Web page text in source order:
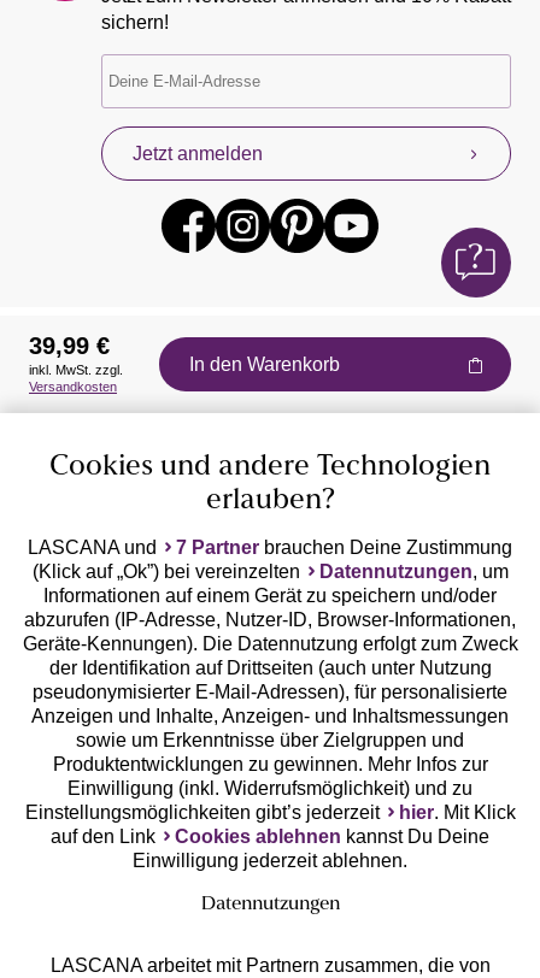
sichern!
Jetzt anmelden
Auszeichnungen
Geprüfte Sicherheit
Unsere Apps
39,99 €
inkl. MwSt. zzgl.
Versandkosten
In den Warenkorb
Cookies und andere Technologien
erlauben?
LASCANA und 7 Partner brauchen Deine Zustimmung
(Klick auf „Ok”) bei vereinzelten
Datennutzungen, um
Informationen auf einem Gerät zu speichern und/oder
abzurufen (IP-Adresse, Nutzer-ID, Browser-Informationen,
Geräte-Kennungen). Die Datennutzung erfolgt zum Zweck
der Identifikation auf Drittseiten (auch unter Nutzung
pseudonymisierter E-Mail-Adressen), für personalisierte
Anzeigen und Inhalte, Anzeigen- und Inhaltsmessungen
sowie um Erkenntnisse über Zielgruppen und
Produktentwicklungen zu gewinnen. Mehr Infos zur
Einwilligung (inkl. Widerrufsmöglichkeit) und zu
Einstellungsmöglichkeiten gibt’s jederzeit
hier. Mit Klick
auf den Link
Cookies ablehnen kannst Du Deine
Einwilligung jederzeit ablehnen.
Datennutzungen
LASCANA arbeitet mit Partnern zusammen, die von